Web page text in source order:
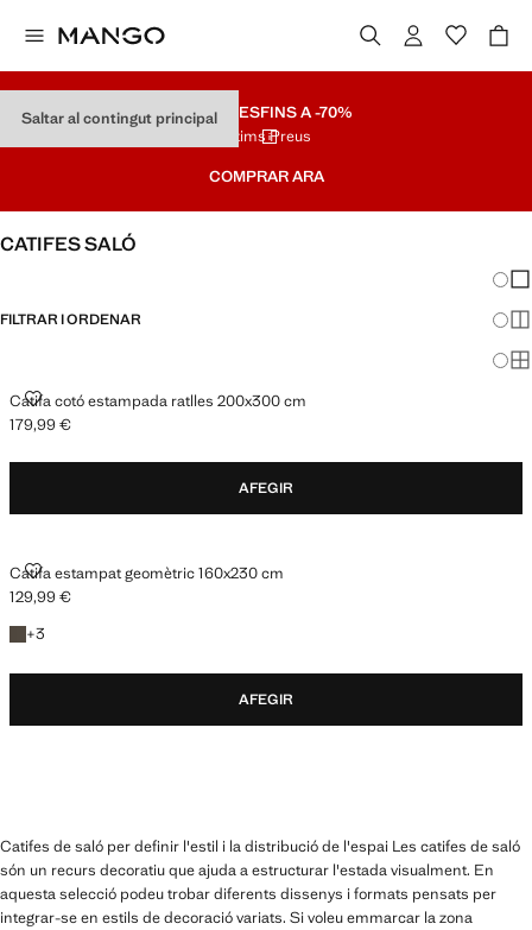
Saltar al contingut principalREBAIXESFINS A -70%
Últims Preus
COMPRAR ARA
CATIFES SALÓ
FILTRAR I ORDENAR
Catifa cotó estampada ratlles 200x300 cm
CATIFA COTÓ ESTAMPADA RATLLES 200X300 CM
Preu actual [179,99 € ]
179,99 €
AFEGIR
Catifa estampat geomètric 160x230 cm
CATIFA ESTAMPAT GEOMÈTRIC 160X230 CM
Preu actual [129,99 € ]
129,99 €
+3
+3 colors
AFEGIR
Catifes de saló per definir l'estil i la distribució de l'espai Les catifes de saló
són un recurs decoratiu que ajuda a estructurar l'estada visualment. En
aquesta selecció podeu trobar diferents dissenys i formats pensats per
integrar-se en estils de decoració variats. Si voleu emmarcar la zona